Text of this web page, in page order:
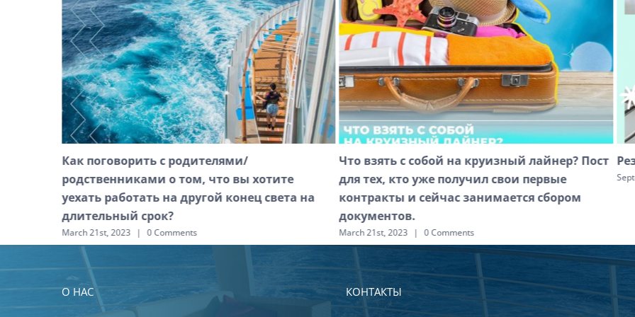
Как поговорить с родителями/
родственниками о том, что вы хотите
уехать работать на другой конец света на
длительный срок?
March 21st, 2023 | 0 Comments
Что взять с собой на круизный лайнер? Пост
для тех, кто уже получил свои первые
контракты и сейчас занимается сбором
документов.
March 21st, 2023 | 0 Comments
О НАС КОНТАКТЫ